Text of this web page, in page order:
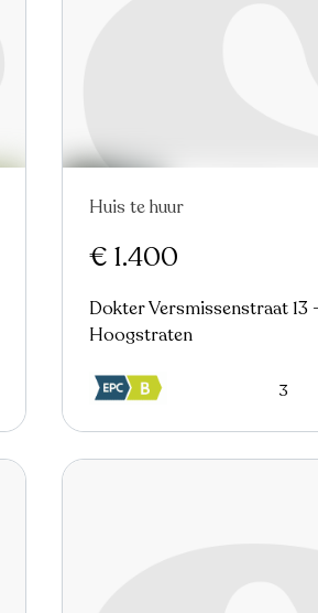
Huis te huur
€ 1.400
Dokter Versmissenstraat 13
Hoogstraten
3